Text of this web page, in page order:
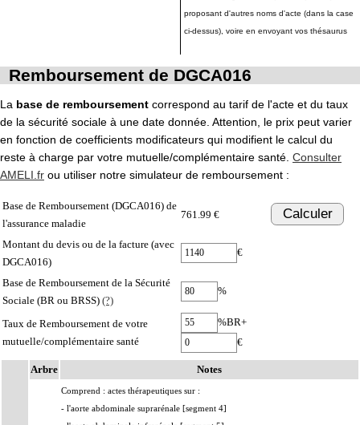
proposant d'autres noms d'acte (dans la case
ci-dessus), voire en envoyant vos thésaurus
Remboursement de DGCA016
La base de remboursement correspond au tarif de l'acte et du taux
de la sécurité sociale à une date donnée. Attention, le prix peut varier
en fonction de coefficients modificateurs qui modifient le calcul du
reste à charge par votre mutuelle/complémentaire santé. Consulter
AMELI.fr ou utiliser notre simulateur de remboursement :
Base de Remboursement (DGCA016) de
l'assurance maladie
761.99 € Calculer
Montant du devis ou de la facture (avec
DGCA016)
€
Base de Remboursement de la Sécurité
Sociale (BR ou BRSS) (?)
%
Taux de Remboursement de votre
mutuelle/complémentaire santé
%BR+
€
Arbre Notes
Comprend : actes thérapeutiques sur :
- l'aorte abdominale suprarénale [segment 4]